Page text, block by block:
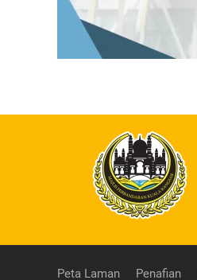
Peta Laman Penafian